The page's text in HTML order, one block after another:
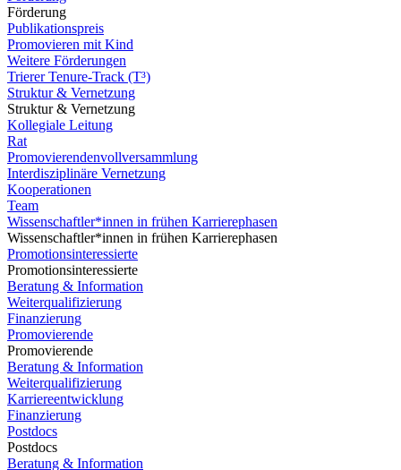
Förderung
Publikationspreis
Promovieren mit Kind
Weitere Förderungen
Trierer Tenure-Track (T³)
Struktur & Vernetzung
Struktur & Vernetzung
Kollegiale Leitung
Rat
Promovierendenvollversammlung
Interdisziplinäre Vernetzung
Kooperationen
Team
Wissenschaftler*innen in frühen Karrierephasen
Wissenschaftler*innen in frühen Karrierephasen
Promotionsinteressierte
Promotionsinteressierte
Beratung & Information
Weiterqualifizierung
Finanzierung
Promovierende
Promovierende
Beratung & Information
Weiterqualifizierung
Karriereentwicklung
Finanzierung
Postdocs
Postdocs
Beratung & Information